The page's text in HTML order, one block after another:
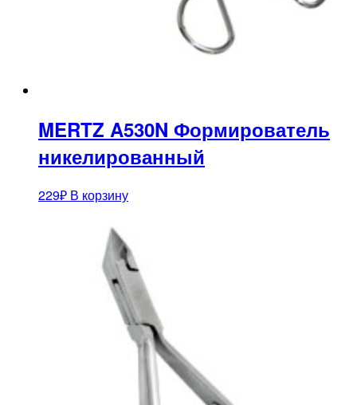
MERTZ A530N Формирователь
никелированный
229₽ В корзину